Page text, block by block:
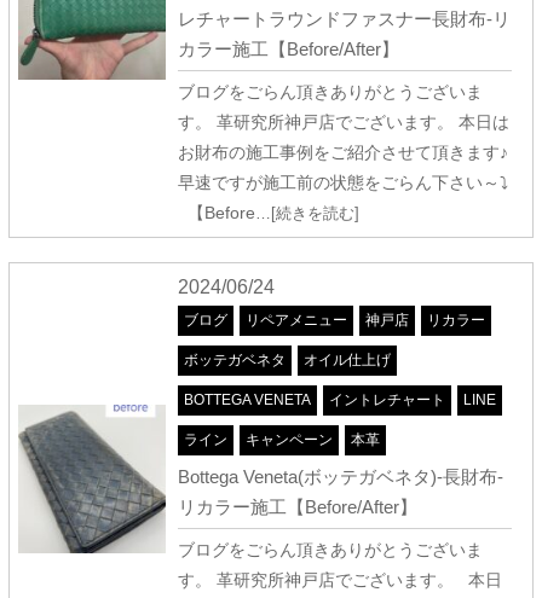
レチャートラウンドファスナー長財布-リ
カラー施工【Before/After】
ブログをごらん頂きありがとうございま
す。 革研究所神戸店でございます。 本日は
お財布の施工事例をご紹介させて頂きます♪
早速ですが施工前の状態をごらん下さい～⤵
【Before…[続きを読む]
2024/06/24
ブログ リペアメニュー 神戸店 リカラー
ボッテガベネタ オイル仕上げ
BOTTEGA VENETA イントレチャート LINE
ライン キャンペーン 本革
Bottega Veneta(ボッテガベネタ)-長財布-
リカラー施工【Before/After】
ブログをごらん頂きありがとうございま
す。 革研究所神戸店でございます。 本日